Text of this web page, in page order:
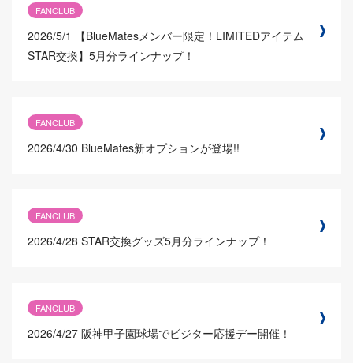
FANCLUB
2026/5/1
【BlueMatesメンバー限定！LIMITEDアイテム
STAR交換】5月分ラインナップ！
FANCLUB
2026/4/30 BlueMates新オプションが登場!!
FANCLUB
2026/4/28 STAR交換グッズ5月分ラインナップ！
FANCLUB
2026/4/27 阪神甲子園球場でビジター応援デー開催！